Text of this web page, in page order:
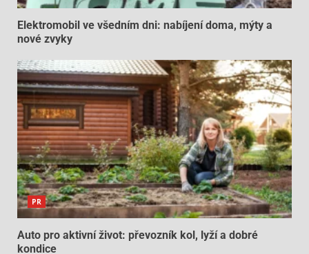
Elektromobil ve všedním dni: nabíjení doma, mýty a
nové zvyky
PR
Auto pro aktivní život: převozník kol, lyží a dobré
kondice